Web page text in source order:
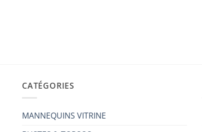
CATÉGORIES
MANNEQUINS VITRINE